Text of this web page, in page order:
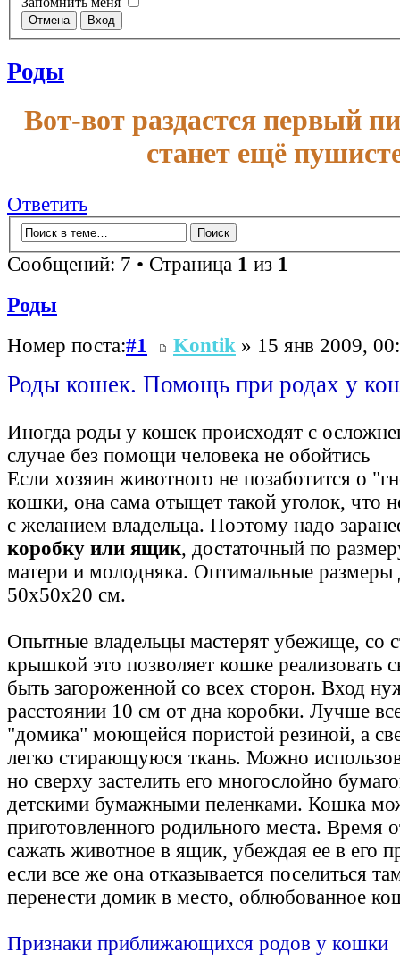
Роды
Вот-вот раздастся первый
станет ещё
Ответить
Сообщений: 7 • Страница 1 из 1
Роды
Номер поста:#1 Kontik » 15 янв 2009,
Роды кошек. Помощь при родах у
Иногда роды у кошек происходят с
случае без помощи человека не обойтись
Если хозяин животного не позаботится о
кошки, она сама отыщет такой уголок, что
с желанием владельца. Поэтому надо
коробку или ящик, достаточный по
матери и молодняка. Оптимальные размеры
50х50х20 см.
Опытные владельцы мастерят убежище, со
крышкой это позволяет кошке реализовать
быть загороженной со всех сторон. Вход
расстоянии 10 см от дна коробки. Лучше
"домика" моющейся пористой резиной, а
легко стирающуюся ткань. Можно
но сверху застелить его многослойно
детскими бумажными пеленками. Кошка
приготовленного родильного места. Время
сажать животное в ящик, убеждая ее в его
если все же она отказывается поселиться
перенести домик в место, облюбованное
Признаки приближающихся родов у кошки